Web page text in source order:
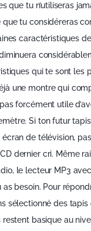
que tu n’utiliseras
que tu considéreras
caractéristiques
qui te sont les
une montre qui
forcément utile
Si ton futur
écran de télévision,
dernier cri. Même
le lecteur MP3
besoin. Pour
sélectionné des
basique au